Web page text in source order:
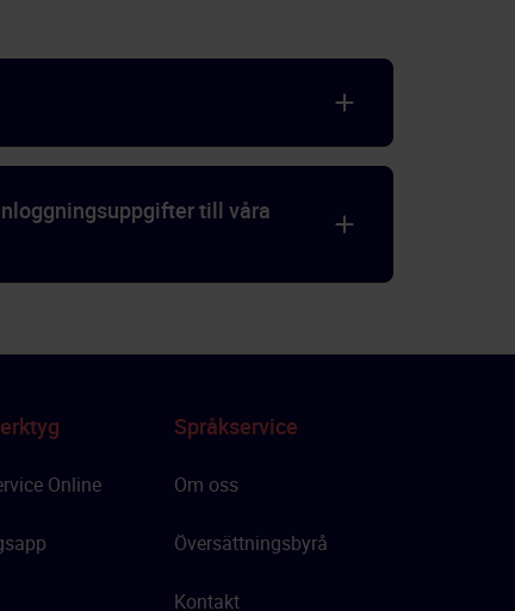
till våra
Online
Språkservice
Om oss
Översättningsbyrå
Kontakt